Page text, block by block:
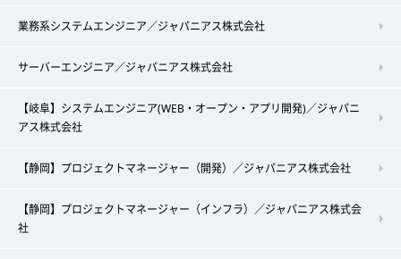
業務系システムエンジニア／ジャパニアス株式会社
サーバーエンジニア／ジャパニアス株式会社
【岐阜】システムエンジニア(WEB・オープン・アプリ開発)／ジャパニ
アス株式会社
【静岡】プロジェクトマネージャー（開発）／ジャパニアス株式会社
【静岡】プロジェクトマネージャー（インフラ）／ジャパニアス株式会
社